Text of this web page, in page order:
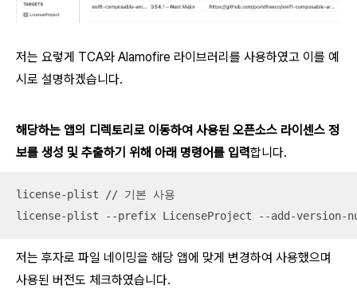
저는 요렇게 TCA와 Alamofire 라이브러리를 사용하였고 이를 예
시로 설명하겠습니다.
해당하는 앱의 디렉토리로 이동하여 사용된 오픈소스 라이센스 정
보를 생성 및 추출하기 위해 아래 명령어를 입력합니다.
license-plist // 기본 사용
license-plist --prefix LicenseProject --add-version-
저는 후자로 파일 네이밍을 해당 앱에 맞게 변경하여 사용했으며
사용된 버전도 체크하였습니다.